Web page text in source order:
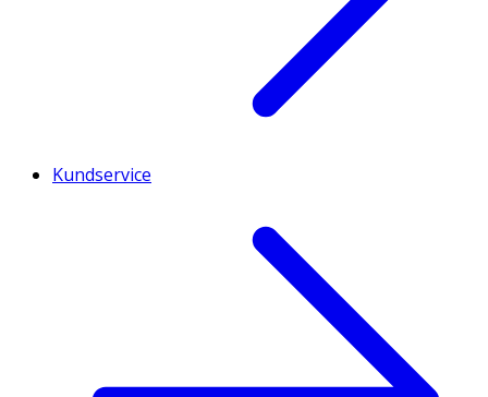
Kundservice